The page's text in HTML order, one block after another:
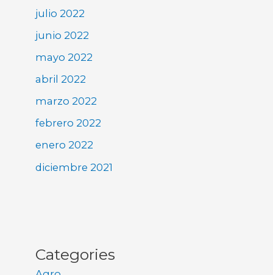
julio 2022
junio 2022
mayo 2022
abril 2022
marzo 2022
febrero 2022
enero 2022
diciembre 2021
Categories